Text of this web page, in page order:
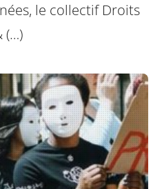
le collectif Droits
(…)